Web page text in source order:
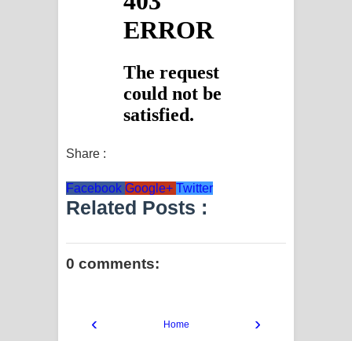
Share :
Facebook Google+ Twitter
Related Posts :
0 comments:
‹ ›
Home